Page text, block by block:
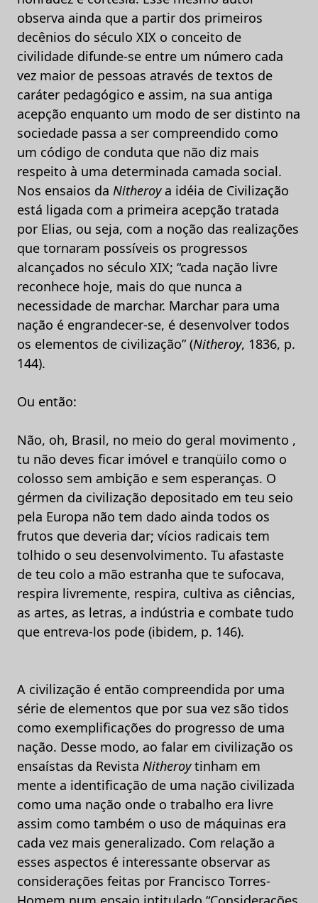
observa ainda que a partir dos primeiros
decênios do século XIX o conceito de
civilidade difunde-se entre um número cada
vez maior de pessoas através de textos de
caráter pedagógico e assim, na sua antiga
acepção enquanto um modo de ser distinto na
sociedade passa a ser compreendido como
um código de conduta que não diz mais
respeito à uma determinada camada social.
Nos ensaios da Nitheroy a idéia de Civilização
está ligada com a primeira acepção tratada
por Elias, ou seja, com a noção das realizações
que tornaram possíveis os progressos
alcançados no século XIX; “cada nação livre
reconhece hoje, mais do que nunca a
necessidade de marchar. Marchar para uma
nação é engrandecer-se, é desenvolver todos
os elementos de civilização” (Nitheroy, 1836, p.
144).
Ou então:
Não, oh, Brasil, no meio do geral movimento ,
tu não deves ficar imóvel e tranqüilo como o
colosso sem ambição e sem esperanças. O
gérmen da civilização depositado em teu seio
pela Europa não tem dado ainda todos os
frutos que deveria dar; vícios radicais tem
tolhido o seu desenvolvimento. Tu afastaste
de teu colo a mão estranha que te sufocava,
respira livremente, respira, cultiva as ciências,
as artes, as letras, a indústria e combate tudo
que entreva-los pode (ibidem, p. 146).
A civilização é então compreendida por uma
série de elementos que por sua vez são tidos
como exemplificações do progresso de uma
nação. Desse modo, ao falar em civilização os
ensaístas da Revista Nitheroytinham em
mente a identificação de uma nação civilizada
como uma nação onde o trabalho era livre
assim como também o uso de máquinas era
cada vez mais generalizado. Com relação a
esses aspectos é interessante observar as
considerações feitas por Francisco Torres-